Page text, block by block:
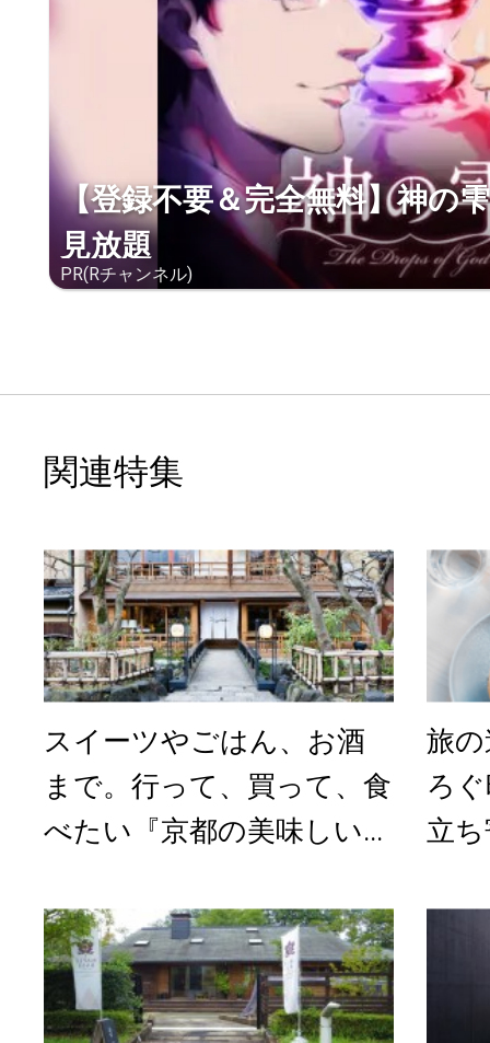
【登録不要＆完全無料】神の
見放題
PR(Rチャンネル)
関連特集
スイーツやごはん、お酒
まで。行って、買って、食
べたい『京都の美味しい...
旅
ろ
立